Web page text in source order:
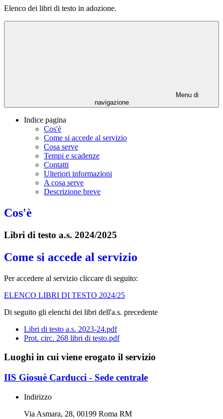
Elenco dei libri di testo in adozione.
Menu di
navigazione
Indice pagina
Cos'è
Come si accede al servizio
Cosa serve
Tempi e scadenze
Contatti
Ulteriori informazioni
A cosa serve
Descrizione breve
Cos'è
Libri di testo a.s. 2024/2025
Come si accede al servizio
Per accedere al servizio cliccare di seguito:
ELENCO LIBRI DI TESTO 2024/25
Di seguito gli elenchi dei libri dell'a.s. precedente
Libri di testo a.s. 2023-24.pdf
Prot. circ. 268 libri di testo.pdf
Luoghi in cui viene erogato il servizio
IIS Giosuè Carducci - Sede centrale
Indirizzo
Via Asmara, 28, 00199 Roma RM